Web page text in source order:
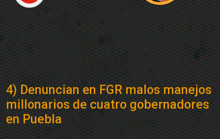
4) Denuncian en FGR malos manejos
millonarios de cuatro gobernadores
en Puebla